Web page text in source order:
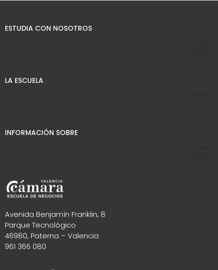
ESTUDIA CON NOSOTROS
LA ESCUELA
INFORMACIÓN SOBRE
Avenida Benjamín Franklin, 8
Parque Tecnológico
46980, Paterna – Valencia
961 366 080